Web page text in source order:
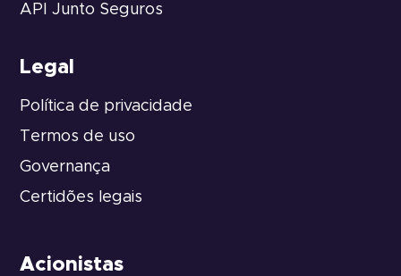
API Junto Seguros
Legal
Política de privacidade
Termos de uso
Governança
Certidões legais
Acionistas